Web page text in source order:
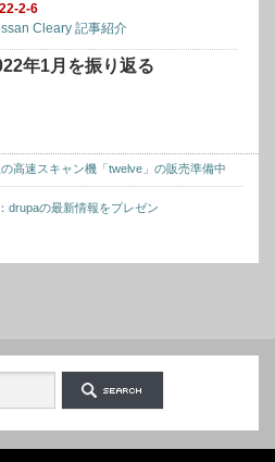
2-6
Cleary 記事紹介
年1月を振り返る
高速スキャン機「twelve」の販売準備中
drupaの最新情報をプレゼン